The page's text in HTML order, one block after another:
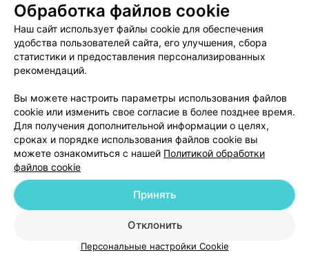
Пользовательское соглашение
Способы оплаты
Вакансии
Партнеры
Написать руководителю 103.by
Обработка персональных данных
© 2026 ООО «Артокс Лаб», УНП 191700409
| 220012, Республика Беларусь,
Служба поддержки +375 291212755
Обработка файлов cookie
Наш сайт использует файлы cookie для обеспечения
удобства пользователей сайта, его улучшения, сбора
статистики и предоставления персонализированных
рекомендаций.
Вы можете настроить параметры использования файлов
cookie или изменить свое согласие в более позднее время.
Для получения дополнительной информации о целях,
сроках и порядке использования файлов cookie вы
можете ознакомиться с нашей Политикой обработки
файлов cookie
Отклонить
Принять
Персональные настройки Cookie